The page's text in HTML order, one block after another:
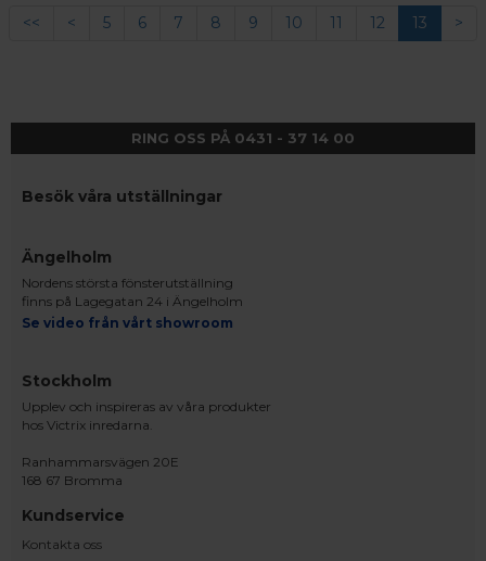
<< < 5 6 7 8 9 10 11 12 13 >
RING OSS PÅ 0431 - 37 14 00
Besök våra utställningar
Ängelholm
Nordens största fönsterutställning
finns på Lagegatan 24 i Ängelholm
Se video från vårt showroom
Stockholm
Upplev och inspireras av våra produkter
hos Victrix inredarna.
Ranhammarsvägen 20E
168 67 Bromma
Kundservice
Kontakta oss